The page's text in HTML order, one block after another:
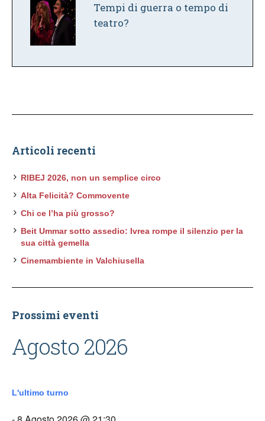
Tempi di guerra o tempo di
teatro?
Articoli recenti
RIBEJ 2026, non un semplice circo
Alta Felicità? Commovente
Chi ce l’ha più grosso?
Beit Ummar sotto assedio: Ivrea rompe il silenzio per la
sua città gemella
Cinemambiente in Valchiusella
Prossimi eventi
Agosto 2026
L'ultimo turno